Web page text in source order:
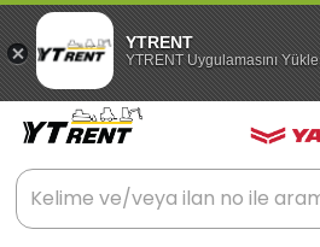
YTRENT
YTRENT Uygulamasını Yükle